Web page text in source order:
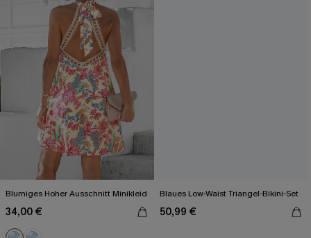
Blumiges Hoher Ausschnitt Minikleid
34,00 €
Blaues Low-Waist Triangel-Bikini-Set
50,99 €